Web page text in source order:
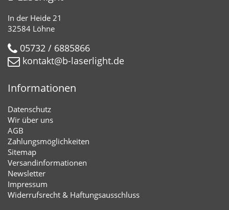
In der Heide 21
32584 Löhne
05732 / 6885866
kontakt@b-laserlight.de
Informationen
Datenschutz
Wir über uns
AGB
Zahlungsmöglichkeiten
Sitemap
Versandinformationen
Newsletter
Impressum
Widerrufsrecht & Haftungsausschluss